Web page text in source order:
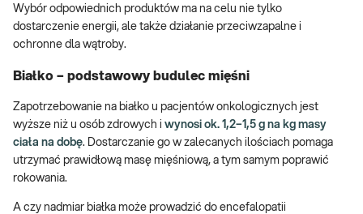
Wybór odpowiednich produktów ma na celu nie tylko
dostarczenie energii, ale także działanie przeciwzapalne i
ochronne dla wątroby.
Białko – podstawowy budulec mięśni
Zapotrzebowanie na białko u pacjentów onkologicznych jest
wyższe niż u osób zdrowych i wynosi ok. 1,2–1,5 g na kg masy
ciała na dobę. Dostarczanie go w zalecanych ilościach pomaga
utrzymać prawidłową masę mięśniową, a tym samym poprawić
rokowania.
A czy nadmiar białka może prowadzić do encefalopatii